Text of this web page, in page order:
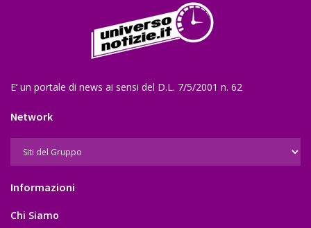
E’ un portale di news ai sensi del D.L. 7/5/2001 n. 62
Network
Informazioni
Chi Siamo